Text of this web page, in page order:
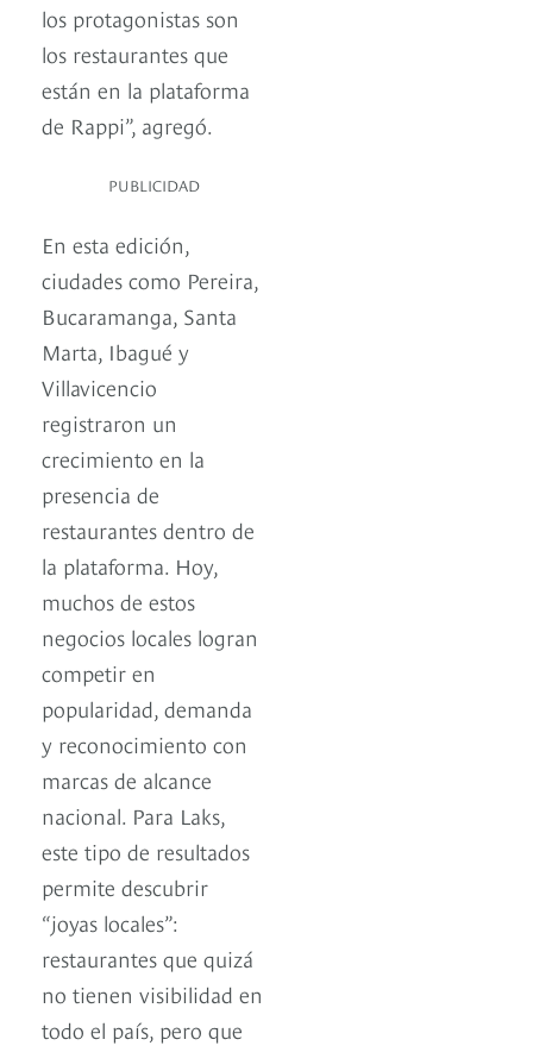
los protagonistas son
los restaurantes que
están en la plataforma
de Rappi”, agregó.
PUBLICIDAD
En esta edición,
ciudades como Pereira,
Bucaramanga, Santa
Marta, Ibagué y
Villavicencio
registraron un
crecimiento en la
presencia de
restaurantes dentro de
la plataforma. Hoy,
muchos de estos
negocios locales logran
competir en
popularidad, demanda
y reconocimiento con
marcas de alcance
nacional. Para Laks,
este tipo de resultados
permite descubrir
“joyas locales”:
restaurantes que quizá
no tienen visibilidad en
todo el país, pero que